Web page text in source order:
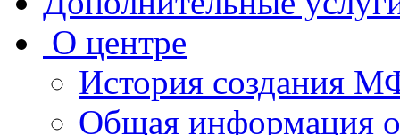
О центре
История создания
Общая